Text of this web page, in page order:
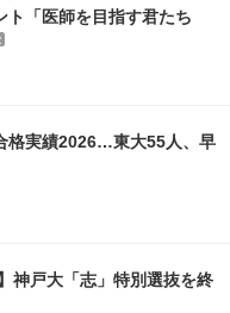
ト「医師を目指す君たち
格実績2026…東大55人、早
神戸大「志」特別選抜を終